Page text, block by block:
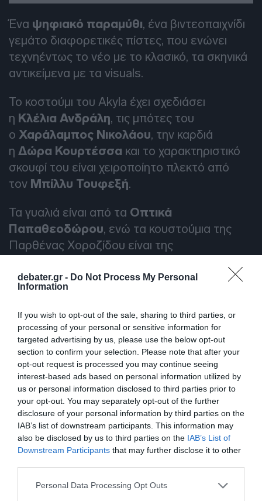
debater.gr - Do Not Process My Personal
Information
If you wish to opt-out of the sale, sharing to third parties, or
processing of your personal or sensitive information for
targeted advertising by us, please use the below opt-out
section to confirm your selection. Please note that after your
opt-out request is processed you may continue seeing
interest-based ads based on personal information utilized by
us or personal information disclosed to third parties prior to
your opt-out. You may separately opt-out of the further
disclosure of your personal information by third parties on the
IAB’s list of downstream participants. This information may
also be disclosed by us to third parties on the IAB’s List of
Downstream Participants that may further disclose it to other
Please note that this website/app uses one or more Google
Personal Data Processing Opt Outs
Ένα ψηφιακό παραμύθι, ένα βιντεοπαιχνίδι
γεμάτο διαφορετικές πίστες, που ενώνει
τεχνηέντως το νέο με το κλασικό, τα σκηνικά
αντικείμενα με τα visuals.
Το κοστούμι του Akyla έχει σχεδιάσει
η Κλέλια Ανδράλη, τις μπότες του
ο Χαράλαμπος Νικολάου, την καρδιά
η Δώρα Κουρτέσσα και το χαρακτηριστικό
σκουφί του είναι χειροποίητο πλεκτό από
τον Μπίλλυ Τουφεξή.
Τα γυαλιά είναι από τα Οπτικά
Παπαθεοδώρου, ενώ τα κουστούμια της
Παρθένας Χοροζίδου είναι της
Για ακόμα μια φορά το DEBATER ζητά τη
Ακύλας με την εμφάνισή του;
Προσθήκη ως προτεινόμενη
πηγή στην Google
Ειδήσεις σήμερα
Γουδί: 53χρονη χωρίς τις αισθήσεις της –